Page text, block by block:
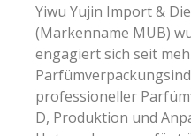
Yiwu Yujin Import &
(Markenname MUB)
engagiert sich seit
professioneller
D, Produktion und